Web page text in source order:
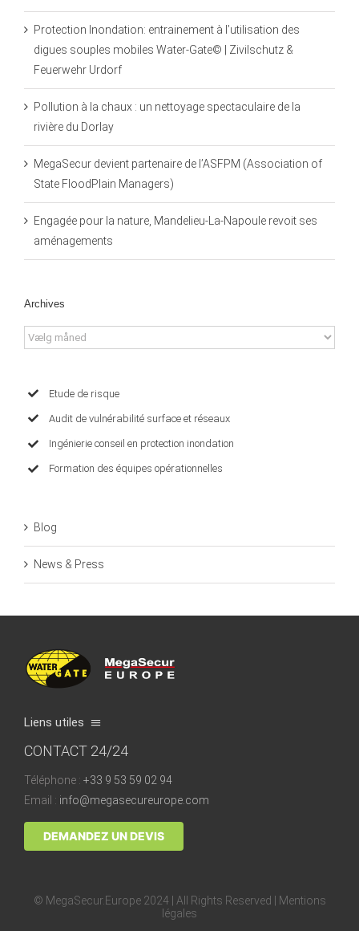
Protection Inondation: entrainement à l’utilisation des
digues souples mobiles Water-Gate© | Zivilschutz &
Feuerwehr Urdorf
Pollution à la chaux : un nettoyage spectaculaire de la
rivière du Dorlay
MegaSecur devient partenaire de l’ASFPM (Association of
State FloodPlain Managers)
Engagée pour la nature, Mandelieu-La-Napoule revoit ses
aménagements
Archives
Archives
Etude de risque
Audit de vulnérabilité surface et réseaux
Ingénierie conseil en protection inondation
Formation des équipes opérationnelles
Blog
News & Press
Liens utiles
Hvem er vi?
Vores fabrik
Kvalitet og certificering
CONTACT 24/24
Téléphone : +33 9 53 59 02 94
Email : info@megasecureurope.com
DEMANDEZ UN DEVIS
© MegaSecur.Europe 2024 | All Rights Reserved |
Mentions
légales